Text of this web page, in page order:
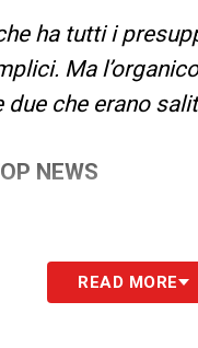
ha tutti i
Ma
due che erano
NEWS
READ MORE